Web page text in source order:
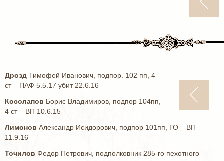
Дрозд Тимофей Иванович, подпор. 102 пп, 4
ст – ПАФ 5.5.17 убит 22.6.16
Косолапов Борис Владимиров, подпор 104пп,
4 ст – ВП 10.6.15
Лимонов Александр Исидорович, подпор 101пп, ГО – ВП
11.9.16
Точилов Федор Петрович, подполковник 285-го пехотного